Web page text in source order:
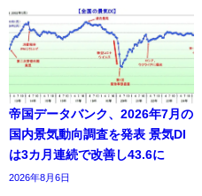
帝国データバンク、2026年7月の
国内景気動向調査を発表 景気DI
は3カ月連続で改善し43.6に
2026年8月6日